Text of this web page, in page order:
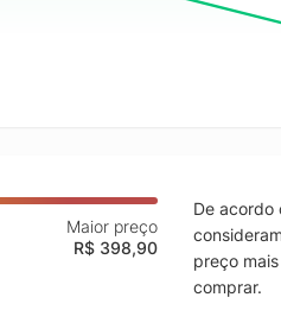
Maior preço
R$ 398,90
De acordo
preço
comprar.